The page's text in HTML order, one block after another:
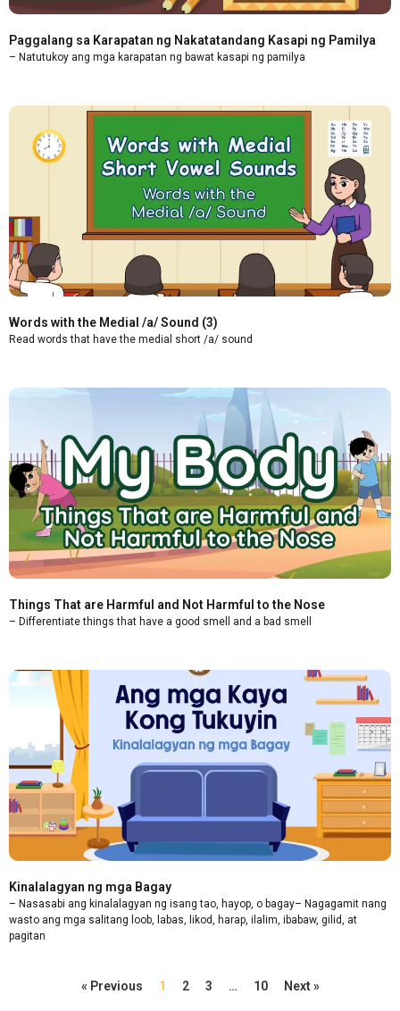
Paggalang sa Karapatan ng Nakatatandang Kasapi ng Pamilya
– Natutukoy ang mga karapatan ng bawat kasapi ng pamilya
Words with the Medial /a/ Sound (3)
Read words that have the medial short /a/ sound
Things That are Harmful and Not Harmful to the Nose
– Differentiate things that have a good smell and a bad smell
Kinalalagyan ng mga Bagay
– Nasasabi ang kinalalagyan ng isang tao, hayop, o bagay– Nagagamit nang
wasto ang mga salitang loob, labas, likod, harap, ilalim, ibabaw, gilid, at
pagitan
« Previous 1 2 3 … 10 Next »